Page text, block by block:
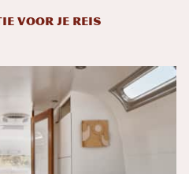
voor je reis